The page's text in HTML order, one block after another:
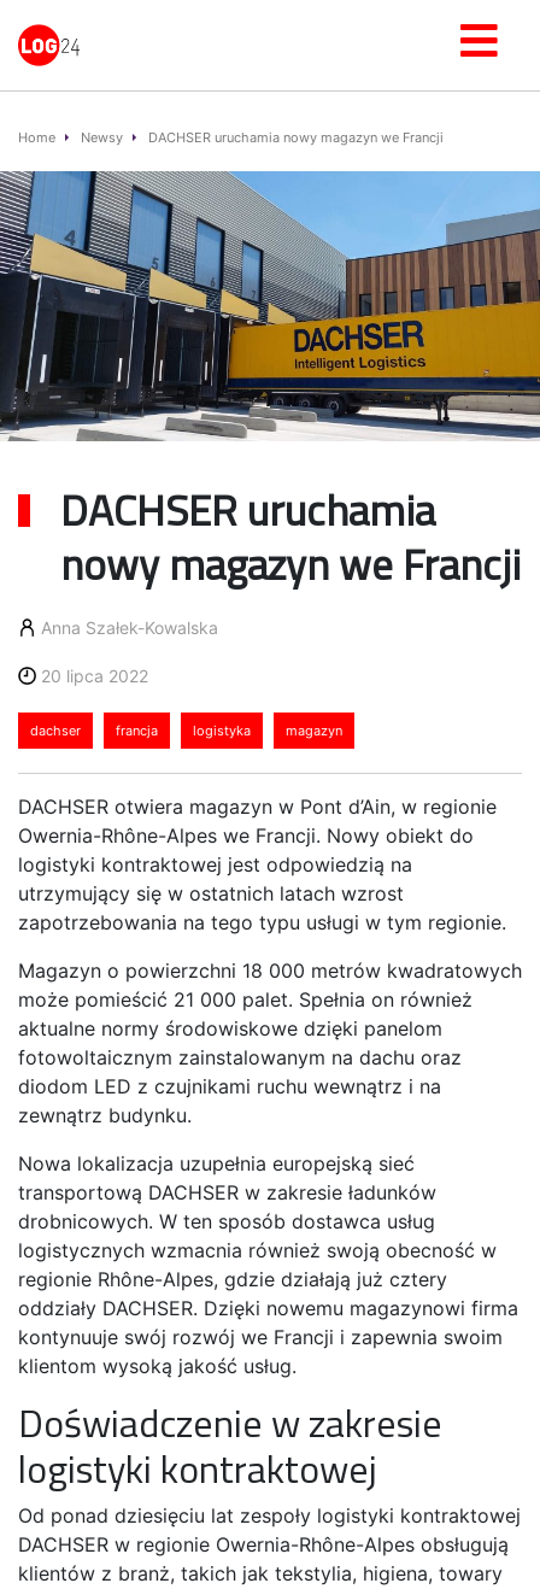
Home Newsy DACHSER uruchamia nowy magazyn we Francji
DACHSER uruchamia
nowy magazyn we Francji
Anna Szałek-Kowalska
20 lipca 2022
dachser francja logistyka magazyn
DACHSER otwiera magazyn w Pont d’Ain, w regionie
Owernia-Rhône-Alpes we Francji. Nowy obiekt do
logistyki kontraktowej jest odpowiedzią na
utrzymujący się w ostatnich latach wzrost
zapotrzebowania na tego typu usługi w tym regionie.
Magazyn o powierzchni 18 000 metrów kwadratowych
może pomieścić 21 000 palet. Spełnia on również
aktualne normy środowiskowe dzięki panelom
fotowoltaicznym zainstalowanym na dachu oraz
diodom LED z czujnikami ruchu wewnątrz i na
zewnątrz budynku.
Nowa lokalizacja uzupełnia europejską sieć
transportową DACHSER w zakresie ładunków
drobnicowych. W ten sposób dostawca usług
logistycznych wzmacnia również swoją obecność w
regionie Rhône-Alpes, gdzie działają już cztery
oddziały DACHSER. Dzięki nowemu magazynowi firma
kontynuuje swój rozwój we Francji i zapewnia swoim
klientom wysoką jakość usług.
Doświadczenie w zakresie
logistyki kontraktowej
Od ponad dziesięciu lat zespoły logistyki kontraktowej
DACHSER w regionie Owernia-Rhône-Alpes obsługują
klientów z branż, takich jak tekstylia, higiena, towary